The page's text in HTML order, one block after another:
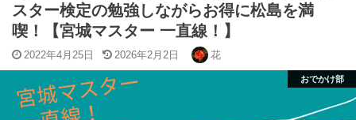
スター検定の勉強しながらお得に松島を満
喫！【宮城マスター 一直線！】
2022年4月25日 2026年2月2日 花
おでかけ部